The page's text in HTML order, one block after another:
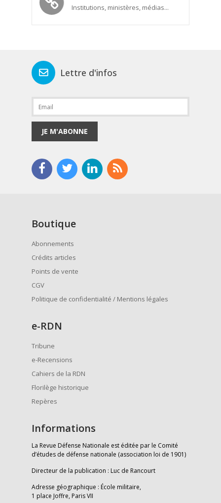
Institutions, ministères, médias...
Lettre d'infos
JE M'ABONNE
Boutique
Abonnements
Crédits articles
Points de vente
CGV
Politique de confidentialité / Mentions légales
e-RDN
Tribune
e-Recensions
Cahiers de la RDN
Florilège historique
Repères
Informations
La Revue Défense Nationale est éditée par le Comité
d’études de défense nationale (association loi de 1901)
Directeur de la publication : Luc de Rancourt
Adresse géographique : École militaire,
1 place Joffre, Paris VII